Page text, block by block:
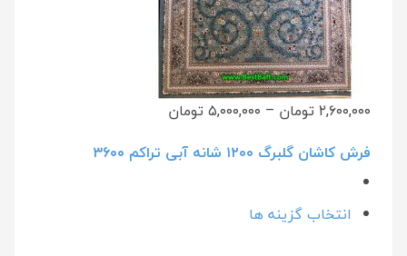
۲,۶۰۰,۰۰۰ تومان – ۵,۰۰۰,۰۰۰ تومان
فرش کاشان گلبرگ ۱۲۰۰ شانه آبی تراکم ۳۶۰۰
انتخاب گزینه ها